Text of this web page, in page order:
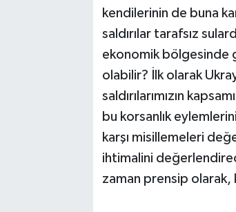
kendilerinin de buna
saldırılar tarafsız
ekonomik bölgesinde
olabilir? İlk olarak
saldırılarımızın
bu korsanlık
karşı misillemeleri
ihtimalini
zaman prensip olarak,